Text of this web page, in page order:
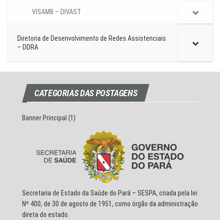
VISAMB – DIVAST
Diretoria de Desenvolvimento de Redes Assistenciais
– DDRA
CATEGORIAS DAS POSTAGENS
Banner Principal (1)
Secretaria de Estado da Saúde do Pará – SESPA, criada pela lei
Nº 400, de 30 de agosto de 1951, como órgão da administração
direta do estado.